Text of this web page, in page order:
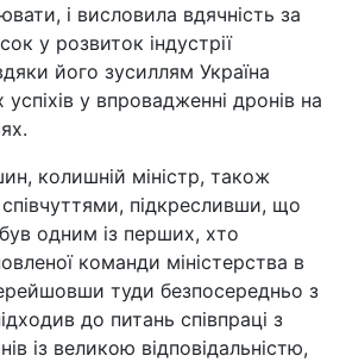
і висловила вдячність за
у розвиток індустрії
його зусиллям Україна
у впровадженні дронів на
колишній міністр, також
підкресливши, що
одним із перших, хто
команди міністерства в
туди безпосередньо з
до питань співпраці з
із великою відповідальністю,